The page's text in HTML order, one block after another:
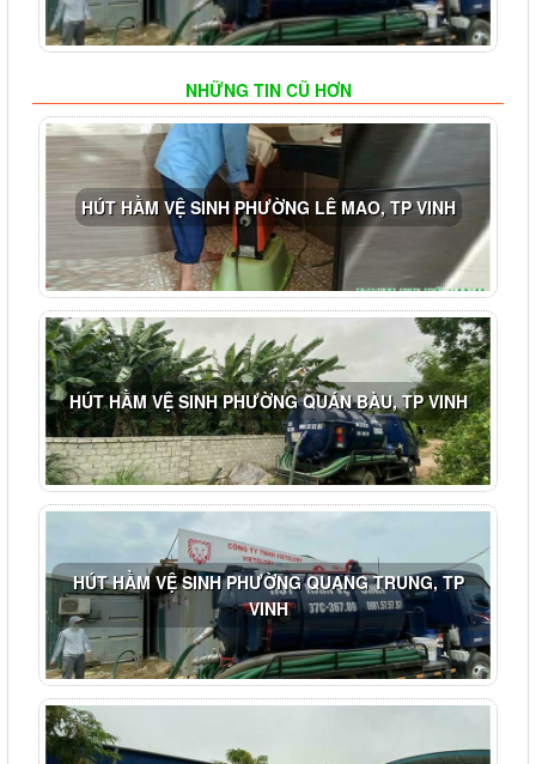
NHỮNG TIN CŨ HƠN
HÚT HẦM VỆ SINH PHƯỜNG LÊ MAO, TP VINH
HÚT HẦM VỆ SINH PHƯỜNG QUÁN BÀU, TP VINH
HÚT HẦM VỆ SINH PHƯỜNG QUANG TRUNG, TP
VINH